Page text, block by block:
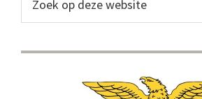
op
website